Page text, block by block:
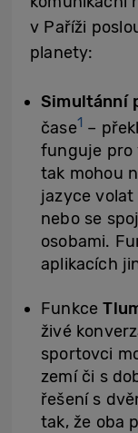
v Paříži
planety:
Simultánní
čase1–
funguje pro
tak mohou
jazyce
nebo se
osobami.
aplikacích
Funkce
živé
sportovci
zemí či s
řešení s
tak, že oba